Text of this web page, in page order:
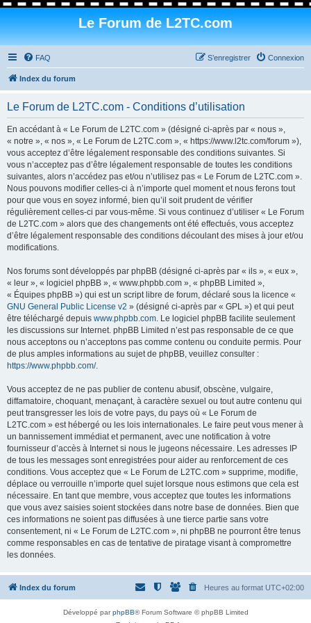
Le Forum de L2TC.com
FAQ Connexion
S’enregistrer
Index du forum
Le Forum de L2TC.com - Conditions d’utilisation
En accédant à « Le Forum de L2TC.com » (désigné ci-après par « nous »,
« notre », « nos », « Le Forum de L2TC.com », « https://www.l2tc.com/forum »),
vous acceptez d’être légalement responsable des conditions suivantes. Si
vous n’acceptez pas d’être légalement responsable de toutes les conditions
suivantes, alors n’accédez pas et/ou n’utilisez pas « Le Forum de L2TC.com ».
Nous pouvons modifier celles-ci à n’importe quel moment et nous ferons tout
pour que vous en soyez informé, bien qu’il soit prudent de vérifier
régulièrement celles-ci par vous-même. Si vous continuez d’utiliser « Le Forum
de L2TC.com » alors que des changements ont été effectués, vous acceptez
d’être légalement responsable des conditions découlant des mises à jour et/ou
modifications.
Nos forums sont développés par phpBB (désigné ci-après par « ils », « eux »,
« leur », « logiciel phpBB », « www.phpbb.com », « phpBB Limited »,
« Équipes phpBB ») qui est un script libre de forum, déclaré sous la licence «
GNU General Public License v2 » (désigné ci-après par « GPL ») et qui peut
être téléchargé depuis www.phpbb.com. Le logiciel phpBB facilite seulement
les discussions sur Internet. phpBB Limited n’est pas responsable de ce que
nous acceptons ou n’acceptons pas comme contenu ou conduite permis. Pour
de plus amples informations au sujet de phpBB, veuillez consulter :
https://www.phpbb.com/.
Vous acceptez de ne pas publier de contenu abusif, obscène, vulgaire,
diffamatoire, choquant, menaçant, à caractère sexuel ou tout autre contenu qui
peut transgresser les lois de votre pays, du pays où « Le Forum de
L2TC.com » est hébergé ou les lois internationales. Le faire peut vous mener à
un bannissement immédiat et permanent, avec une notification à votre
fournisseur d’accès à Internet si nous le jugeons nécessaire. Les adresses IP
de tous les messages sont enregistrées pour aider au renforcement de ces
conditions. Vous acceptez que « Le Forum de L2TC.com » supprime, modifie,
déplace ou verrouille n’importe quel sujet lorsque nous estimons que cela est
nécessaire. En tant que membre, vous acceptez que toutes les informations
que vous avez saisies soient stockées dans notre base de données. Bien que
ces informations ne soient pas diffusées à une tierce partie sans votre
consentement, ni « Le Forum de L2TC.com », ni phpBB ne pourront être tenus
comme responsables en cas de tentative de piratage visant à compromettre
les données.
Index du forum Heures au format UTC+02:00
Développé parphpBB® Forum Software © phpBB Limited